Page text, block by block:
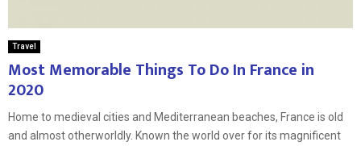
Travel
Most Memorable Things To Do In France in
2020
Home to medieval cities and Mediterranean beaches, France is old
and almost otherworldly. Known the world over for its magnificent